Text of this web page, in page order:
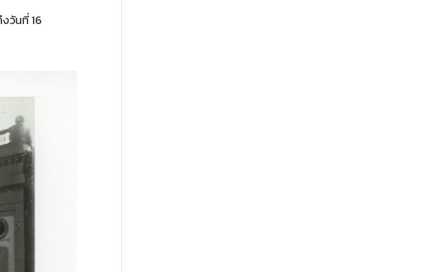
งวันที่ 16